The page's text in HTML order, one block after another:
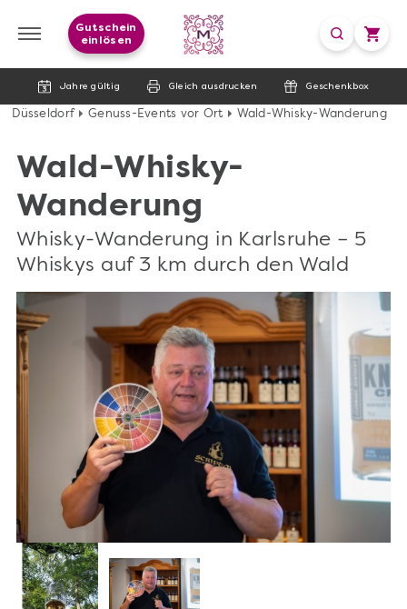
Jahre gültig Gleich ausdrucken Geschenkbox
Gutschein
einlösen
Düsseldorf Genuss-Events vor Ort Wald-Whisky-Wanderung
Wald-Whisky-
Wanderung
Whisky-Wanderung in Karlsruhe – 5
Whiskys auf 3 km durch den Wald